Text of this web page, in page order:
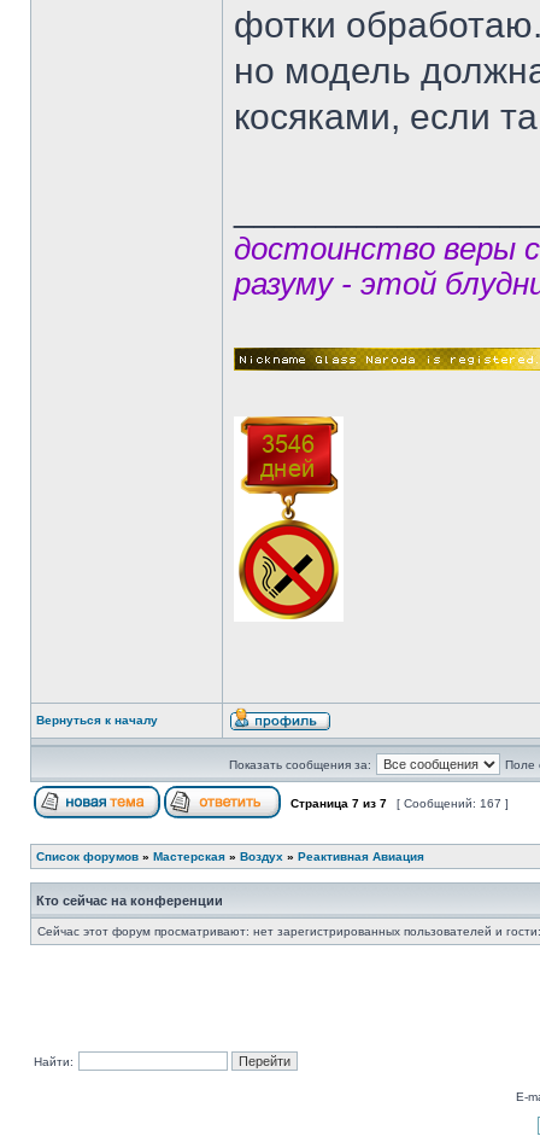
фотки
но модель
косяками, если
достоинство веры
разуму - этой
Вернуться к началу
Показать сообщения за: Поле
Страница 7 из 7 [ Сообщений: 167 ]
Список форумов » Мастерская » Воздух » Реактивная Авиация
Кто сейчас на конференции
Сейчас этот форум просматривают: нет зарегистрированных пользователей и
Найти:
E-